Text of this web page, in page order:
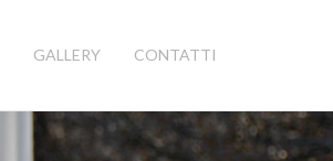
GALLERY CONTATTI